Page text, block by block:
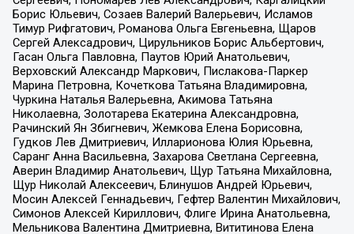
Борис Юльевич, Созаев Валерий Валерьевич, Исламов
Тимур Рифгатович, Романова Ольга Евгеньевна, Щаров
Сергей Алексадрович, Цирульников Борис Альбертович,
Гасан Ольга Павловна, Паутов Юрий Анатольевич,
Верховский Александр Маркович, Пислакова-Паркер
Марина Петровна, Кочеткова Татьяна Владимировна,
Чуркина Наталья Валерьевна, Акимова Татьяна
Николаевна, Золотарева Екатерина Александровна,
Рачинский Ян Збигневич, Жемкова Елена Борисовна,
Гудков Лев Дмитриевич, Илларионова Юлия Юрьевна,
Саранг Анна Васильевна, Захарова Светлана Сергеевна,
Аверин Владимир Анатольевич, Щур Татьяна Михайловна,
Щур Николай Алексеевич, Блинушов Андрей Юрьевич,
Мосин Алексей Геннадьевич, Гефтер Валентин Михайлович,
Симонов Алексей Кириллович, Флиге Ирина Анатольевна,
Мельникова Валентина Дмитриевна, Вититинова Елена